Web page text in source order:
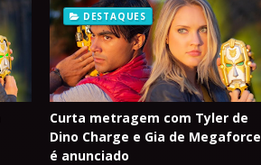
DESTAQUES
Curta metragem com Tyler de
Dino Charge e Gia de Megaforce
é anunciado